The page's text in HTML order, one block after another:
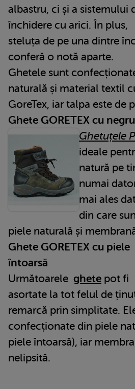
albastru, ci și a sistemului
închidere cu arici. În plus,
steluța de pe una dintre
conferă o notă aparte.
Ghetele sunt
naturală și material textil
GoreTex, iar talpa este de
Ghete GORETEX cu
Ghetuțele
ideale
natură pe
numai
mai ales
din care
piele naturală și
Ghete GORETEX cu piele
întoarsă
Următoarele ghete pot fi
asortate la tot felul de
remarcă prin simplitate.
confecționate din piele
piele întoarsă), iar
nelipsită.